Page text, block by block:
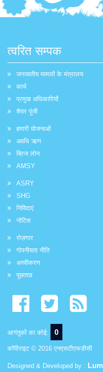
त्वरित सम्पक
जनजातीय मामलों के मंत्रालय
कार्य
प्रमुख अधिकारियों
शेयर पूंजी
हमारी योजनाओं
अवधि ऋण
ब्रिज लोन
AMSY
ASRY
SHG
निविदाएं
नोटिस
रोज़गार
गोपनीयता नीति
अस्वीकरण
पूछताछ
आगंतुकों का कोई: 0
कॉपीराइट © 2016 एनएसटीएफडीसी
Designed & Developed by :